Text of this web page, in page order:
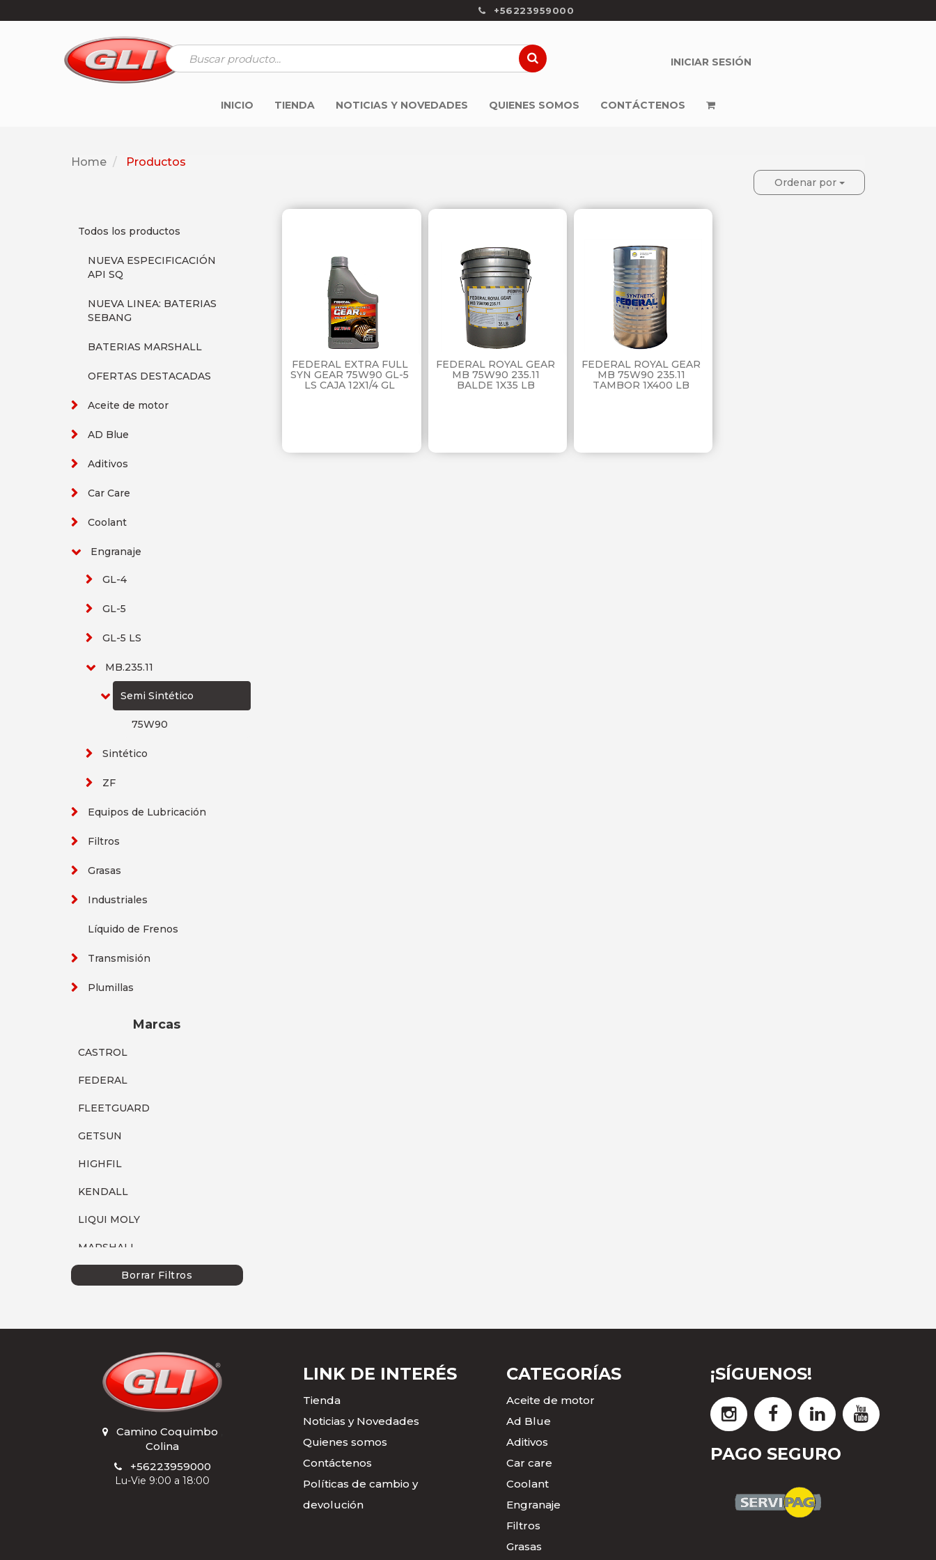
+56223959000
INICIAR SESIÓN
INICIO TIENDA NOTICIAS Y NOVEDADES QUIENES SOMOS CONTÁCTENOS
Home Productos
Ordenar por
Todos los productos
NUEVA ESPECIFICACIÓN
API SQ
NUEVA LINEA: BATERIAS
SEBANG
BATERIAS MARSHALL
OFERTAS DESTACADAS
Aceite de motor
AD Blue
Aditivos
Car Care
Coolant
Engranaje
GL-4
GL-5
GL-5 LS
MB.235.11
Semi Sintético
75W90
Sintético
ZF
Equipos de Lubricación
Filtros
Grasas
Industriales
Líquido de Frenos
Transmisión
Plumillas
Marcas
CASTROL
FEDERAL
FLEETGUARD
GETSUN
HIGHFIL
KENDALL
LIQUI MOLY
MARSHALL
SEBANG
TECFIL
Borrar Filtros
FEDERAL EXTRA FULL
SYN GEAR 75W90 GL-5
LS CAJA 12X1/4 GL
FEDERAL ROYAL GEAR
MB 75W90 235.11
BALDE 1X35 LB
FEDERAL ROYAL GEAR
MB 75W90 235.11
TAMBOR 1X400 LB
Camino Coquimbo
Colina
+56223959000
Lu-Vie 9:00 a 18:00
LINK DE INTERÉS
Tienda
Noticias y Novedades
Quienes somos
Contáctenos
Políticas de cambio y
devolución
CATEGORÍAS
Aceite de motor
Ad Blue
Aditivos
Car care
Coolant
Engranaje
Filtros
Grasas
¡SÍGUENOS!
PAGO SEGURO